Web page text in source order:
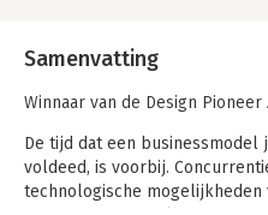
Samenvatting
Winnaar van de Design Pioneer
De tijd dat een businessmodel
voldeed, is voorbij.
technologische